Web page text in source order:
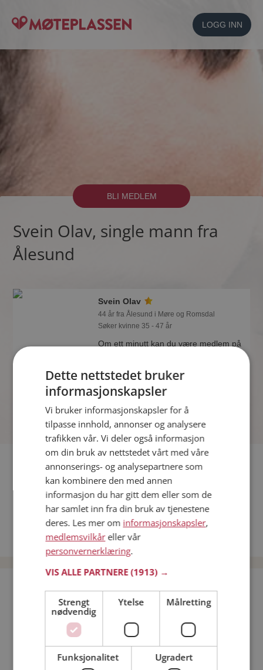
LOGG INN
BLI MEDLEM
Svein Olav, single mann fra
Ålesund
Svein Olav
44 år fra Ålesund i Møre og Romsdal
Søker kvinne 35 - 47 år
Om ett minutt kan du være medlem på
lettere å finne kjærligheten på nettet!
Fler single
Flere singlemenn fra Ålesund:Kennet ,Torstein, Robert
Kvinner fra Ålesund
Date kvinner i Norge
Date menn i Norge
Bli medlem gratis!
Jeg er en: Mann Kvinne
Min alder:
Dette nettstedet bruker
informasjonskapsler
Vi bruker informasjonskapsler for å
tilpasse innhold, annonser og analysere
trafikken vår. Vi deler også informasjon
om din bruk av nettstedet vårt med våre
annonserings- og analysepartnere som
kan kombinere den med annen
informasjon du har gitt dem eller som de
har samlet inn fra din bruk av tjenestene
deres. Les mer om informasjonskapsler,
medlemsvilkåreller vår
personvernerklæring.
VIS ALLE PARTNERE(1913) →
Strengt
nødvendig
Ytelse Målretting
Funksjonalitet Ugradert